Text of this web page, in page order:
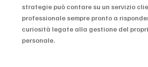
strategie può contare su un servizio
professionale sempre pronto a
curiosità legate alla gestione del
personale.